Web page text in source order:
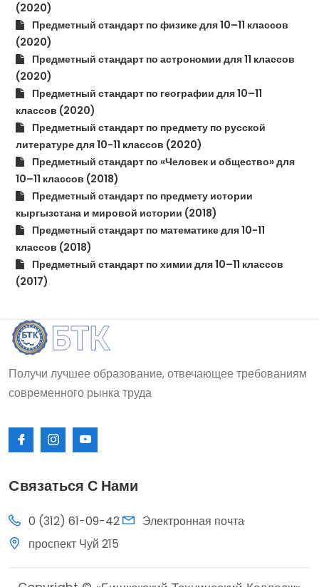
(2020)
Предметный стандарт по физике для 10–11 классов
(2020)
Предметный стандарт по астрономии для 11 классов
(2020)
Предметный стандарт по географии для 10–11
классов (2020)
Предметный стандарт по предмету по русской
литературе для 10-11 классов (2020)
Предметный стандарт по «Человек и общество» для
10–11 классов (2018)
Предметный стандарт по предмету истории
кыргызстана и мировой истории (2018)
Предметный стандарт по математике для 10-11
классов (2018)
Предметный стандарт по химии для 10–11 классов
(2017)
Получи лучшее образование, отвечающее требованиям
современного рынка труда
Cвязаться С Нами
0 (312) 61-09-42
Электронная почта
проспект Чуй 215